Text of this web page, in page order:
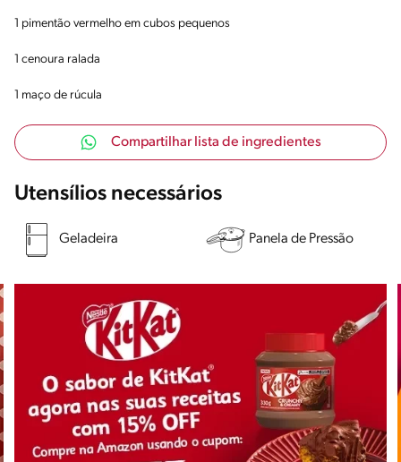
1 pimentão vermelho em cubos pequenos
1 cenoura ralada
1 maço de rúcula
Compartilhar lista de ingredientes
Utensílios necessários
Geladeira Panela de Pressão